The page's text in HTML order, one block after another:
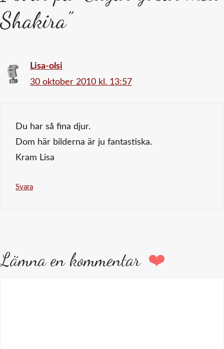
Shakira”
Lisa-olsi
30 oktober 2010 kl. 13:57
Du har så fina djur.
Dom här bilderna är ju fantastiska.
Kram Lisa
Svara
Lämna en kommentar